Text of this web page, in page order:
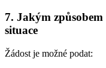
7. Jakým
situace
Žádost je možné podat: